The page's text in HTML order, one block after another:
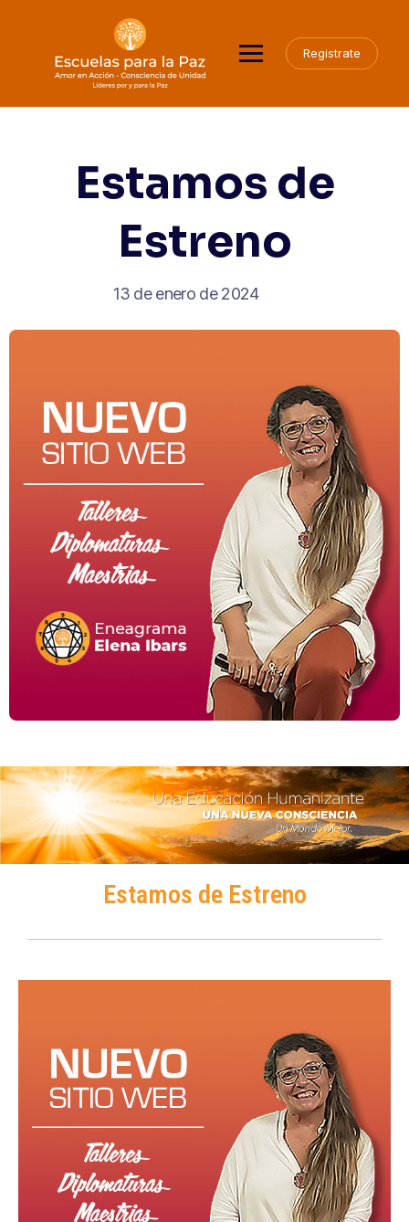
Registrate
Estamos de
Estreno
13 de enero de 2024
Estamos de Estreno